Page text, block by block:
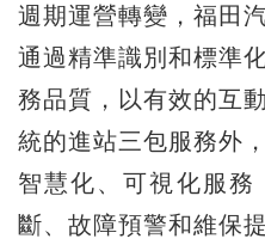
週期運營轉變，福田
通過精準識別和標準
務品質，以有效的互
統的進站三包服務外
智慧化、可視化服務
斷、故障預警和維保